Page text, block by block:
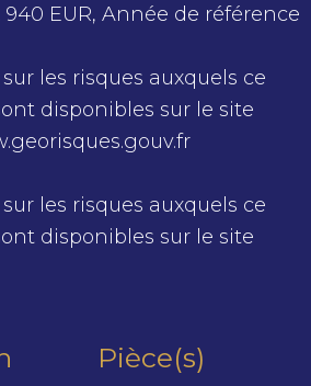
EUR, Année de référence
les risques auxquels ce
disponibles sur le site
les risques auxquels ce
disponibles sur le site
Pièce(s)